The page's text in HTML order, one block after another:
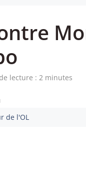
lecture : 2 minutes
de l'OL